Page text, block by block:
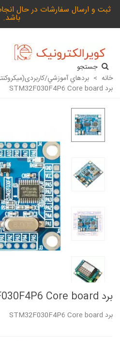
ثبت و ارسال سفارشات در حال
باشد.
جستجو
خانه > بردهاي آموزشي/
برد STM32F030F4P6 Core board
برد STM32F030F4P6 Core board
برد STM32F030F4P6 Core board